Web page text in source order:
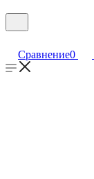
Сравнение0